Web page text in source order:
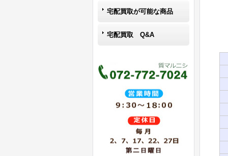
宅配買取が可能な商品
宅配買取 Q&A